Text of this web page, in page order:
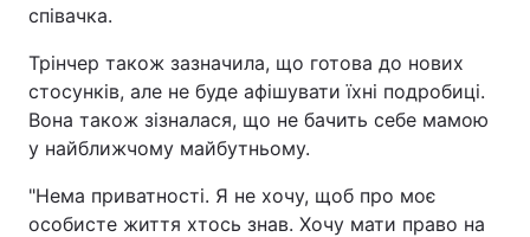
співачка.
Трінчер також зазначила, що готова до нових
стосунків, але не буде афішувати їхні подробиці.
Вона також зізналася, що не бачить себе мамою
у найближчому майбутньому.
"Нема приватності. Я не хочу, щоб про моє
особисте життя хтось знав. Хочу мати право на